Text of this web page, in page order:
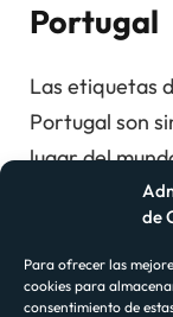
de
Para ofrecer las
cookies para
consentimiento de
Portugal
Las etiquetas
Portugal son
lugar del
angustioso
preguntarás
tácita, como
o pararte en